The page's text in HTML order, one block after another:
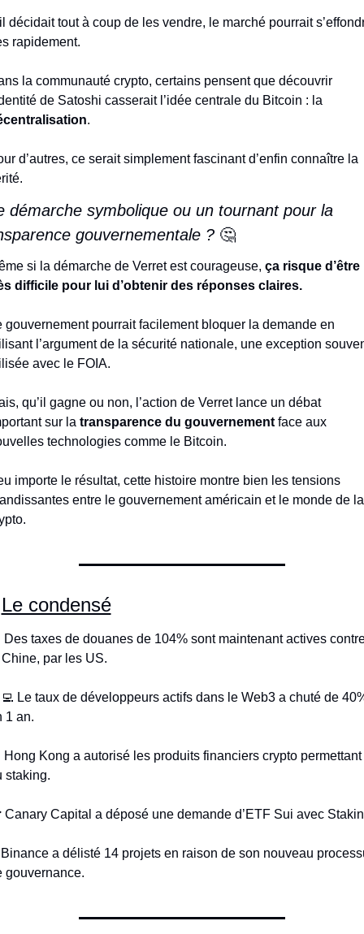
décidait tout à coup de les vendre, le marché pourrait
rapidement.
la communauté crypto, certains pensent que découvrir
.
d’autres, ce serait simplement fascinant d’enfin connaître la
démarche symbolique ou un tournant pour la
gouvernementale ? 🤔
si la démarche de Verret est courageuse, ça risque d’être
difficile pour lui d’obtenir des réponses claires.
gouvernement pourrait facilement bloquer la demande en
l’argument de la sécurité nationale, une exception
avec le FOIA.
qu’il gagne ou non, l’action de Verret lance un débat
sur la transparence du gouvernement face aux
technologies comme le Bitcoin.
importe le résultat, cette histoire montre bien les tensions
entre le gouvernement américain et le monde de la
Le condensé
Des taxes de douanes de 104% sont maintenant actives
par les US.
Le taux de développeurs actifs dans le Web3 a chuté de
1 an.
Hong Kong a autorisé les produits financiers crypto permettant
staking.
Canary Capital a déposé une demande d’ETF Sui avec
a délisté 14 projets en raison de son nouveau
gouvernance.